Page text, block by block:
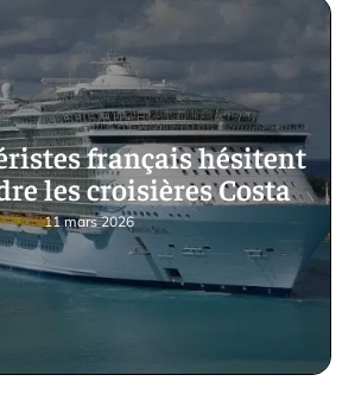
français hésitent
les croisières Costa
11 mars 2026